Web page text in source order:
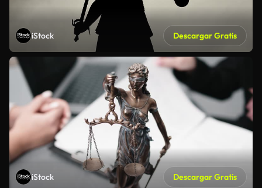
iStock Descargar Gratis
iStock Descargar Gratis